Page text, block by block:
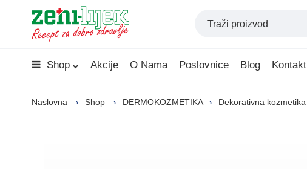
Shop Akcije O Nama Poslovnice Blog Kontakt
Naslovna Shop DERMOKOZMETIKA Dekorativna kozmetika